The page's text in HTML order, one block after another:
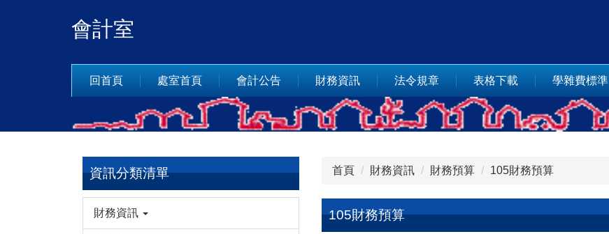
會計室
回首頁 處室首頁 會計公告 財務資訊 法令規章 表格下載 學雜費標準
資訊分類清單
財務資訊
首頁 財務資訊 財務預算 105財務預算
105財務預算